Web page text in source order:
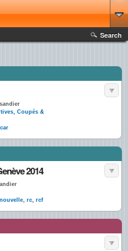
Search
Coupés &
2014
nouvelle, rc, rcf